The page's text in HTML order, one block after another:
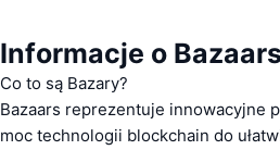
Informacje o Bazaars
Co to są Bazary?
Bazaars reprezentuje innowacyjne
moc technologii blockchain do